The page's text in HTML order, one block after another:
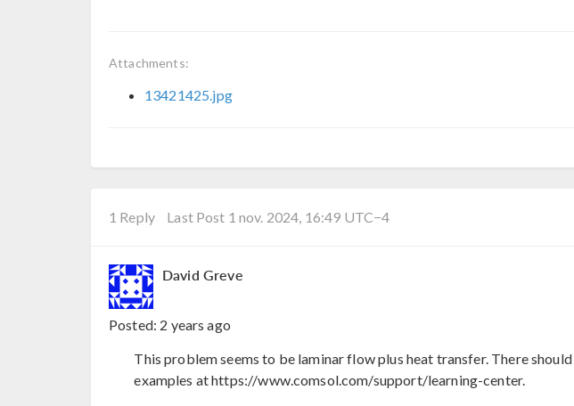
Attachments:
13421425.jpg
1 Reply Last Post 1 nov. 2024, 16:49 UTC−4
David Greve
Posted: 2 years ago
This problem seems to be laminar flow plus heat transfer. There
examples at https://www.comsol.com/support/learning-center.